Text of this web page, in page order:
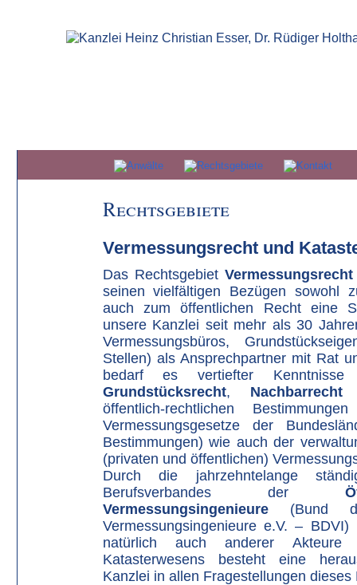
Rechtsgebiete
Vermessungsrecht und
Das Rechtsgebiet
seinen vielfältigen Bezügen sowohl
auch zum öffentlichen Recht eine
unsere Kanzlei seit mehr als 30
Vermessungsbüros,
Stellen) als Ansprechpartner mit Rat
bedarf es vertiefter
Grundstücksrecht, Nachbarrecht
öffentlich-rechtlichen
Vermessungsgesetze der
Bestimmungen) wie auch der
(privaten und öffentlichen)
Durch die jahrzehntelange
Berufsverbandes der
Vermessungsingenieure(Bund
Vermessungsingenieure e.V. –
natürlich auch anderer Akteure
Katasterwesens besteht eine
Kanzlei in allen Fragestellungen dieses